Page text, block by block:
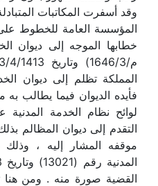
وقد أسفرت المكاتبات
المؤسسة العامة للخطوط
خطابها الموجه إلى ديوان
لوائح نظام الخدمة
التقدم إلى ديوان المظالم
موقفه المشار إليه ،
القضية صورة منه . ومن هنا